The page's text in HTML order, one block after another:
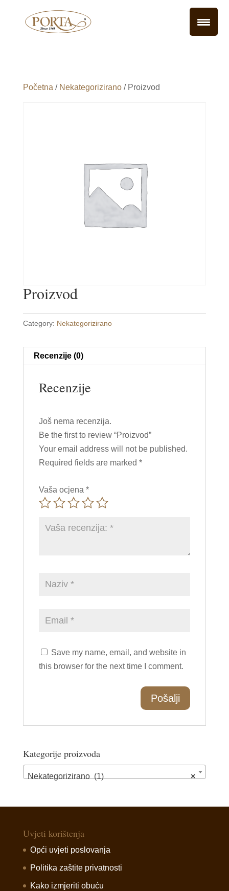
Početna / Nekategorizirano/ Proizvod
Proizvod
Category: Nekategorizirano
Recenzije (0)
Recenzije
Još nema recenzija.
Be the first to review “Proizvod”
Your email address will not be published.
Required fields are marked *
Vaša ocjena *
Save my name, email, and website in
this browser for the next time I comment.
Kategorije proizvoda
×
Nekategorizirano (1)
Uvjeti korištenja
Opći uvjeti poslovanja
Politika zaštite privatnosti
Kako izmjeriti obuću